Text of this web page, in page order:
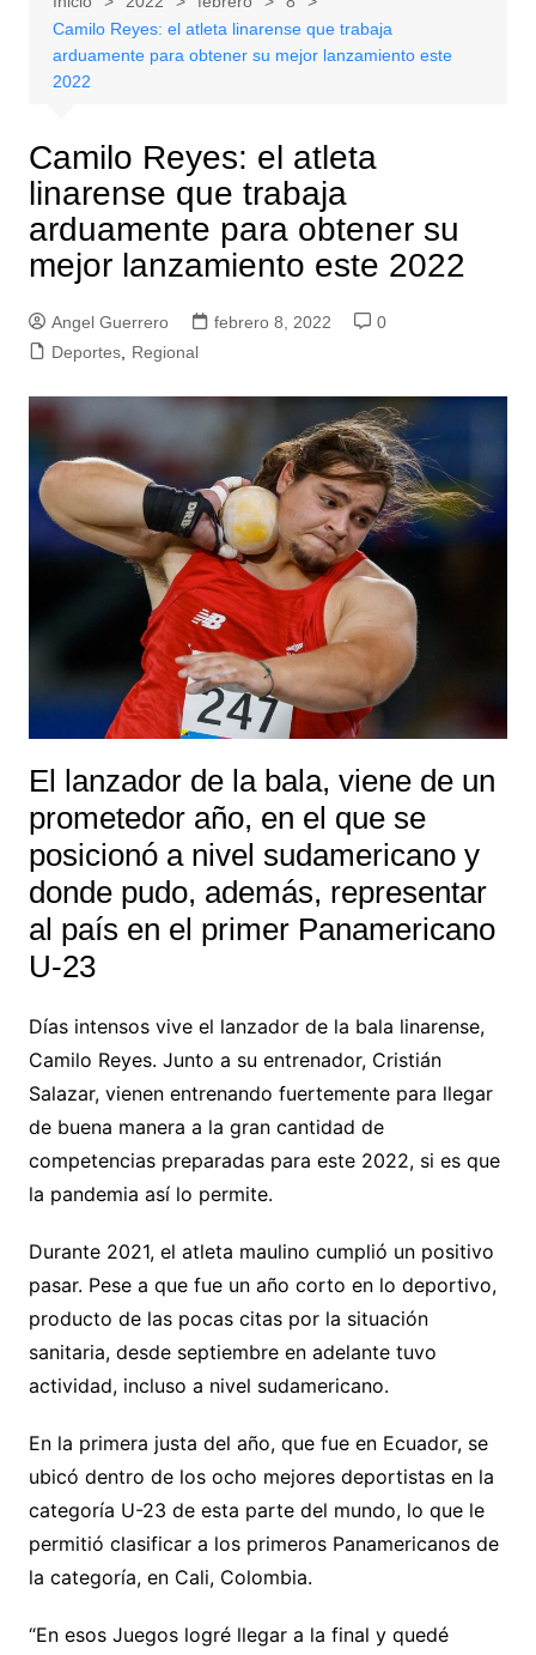
Camilo Reyes: el atleta linarense que trabaja
arduamente para obtener su mejor lanzamiento este
2022
Camilo Reyes: el atleta
linarense que trabaja
arduamente para obtener su
mejor lanzamiento este 2022
Angel Guerrero febrero 8, 2022
0
Deportes, Regional
El lanzador de la bala, viene de un
prometedor año, en el que se
posicionó a nivel sudamericano y
donde pudo, además, representar
al país en el primer Panamericano
U-23
Días intensos vive el lanzador de la bala linarense,
Camilo Reyes. Junto a su entrenador, Cristián
Salazar, vienen entrenando fuertemente para llegar
de buena manera a la gran cantidad de
competencias preparadas para este 2022, si es que
la pandemia así lo permite.
Durante 2021, el atleta maulino cumplió un positivo
pasar. Pese a que fue un año corto en lo deportivo,
producto de las pocas citas por la situación
sanitaria, desde septiembre en adelante tuvo
actividad, incluso a nivel sudamericano.
En la primera justa del año, que fue en Ecuador, se
ubicó dentro de los ocho mejores deportistas en la
categoría U-23 de esta parte del mundo, lo que le
permitió clasificar a los primeros Panamericanos de
la categoría, en Cali, Colombia.
“En esos Juegos logré llegar a la final y quedé